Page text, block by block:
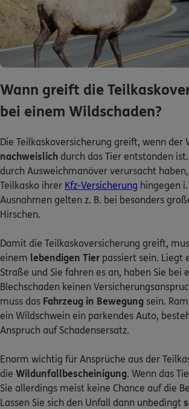
Wann greift die
bei einem Wildschaden?
Die Teilkaskoversicherung greift, wenn der
nachweislich durch das Tier entstanden
durch Ausweichmanöver verursacht
Teilkasko ihrer Kfz-Versicherung hingegen
Ausnahmen gelten z. B. bei besonders
Hirschen.
Damit die Teilkaskoversicherung greift,
einem lebendigen Tier passiert sein. Liegt
Straße und Sie fahren es an, haben Sie bei
Blechschaden keinen
muss das Fahrzeug in Bewegung sein.
ein Wildschwein ein parkendes Auto,
Anspruch auf Schadensersatz.
Enorm wichtig für Ansprüche aus der
die Wildunfallbescheinigung. Wenn das
Sie allerdings meist keine Chance auf die
Lassen Sie sich den Unfall dann unbedingt